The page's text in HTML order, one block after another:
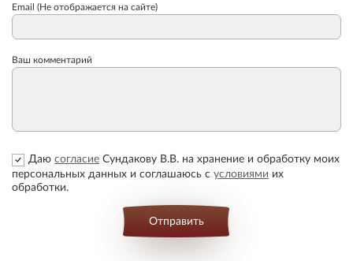
Email (Не отображается на сайте)
Ваш комментарий
Даю согласие Сундакову В.В. на хранение и обработку моих
персональных данных и соглашаюсь с условиями их
обработки.
Отправить